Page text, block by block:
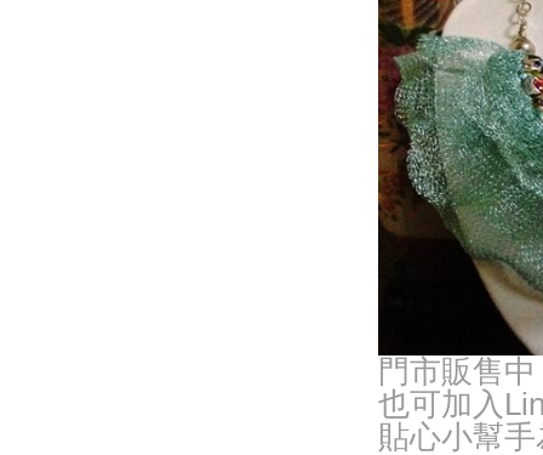
門市販售
也可加入
貼心小幫